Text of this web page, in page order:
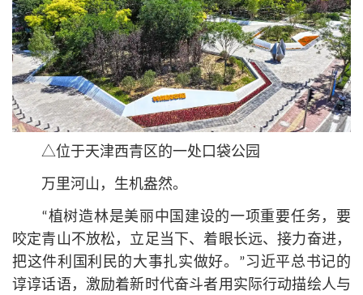
△位于天津西青区的一处口袋公园
万里河山，生机盎然。
“植树造林是美丽中国建设的一项重要任务，要
咬定青山不放松，立足当下、着眼长远、接力奋进，
把这件利国利民的大事扎实做好。”习近平总书记的
谆谆话语，激励着新时代奋斗者用实际行动描绘人与